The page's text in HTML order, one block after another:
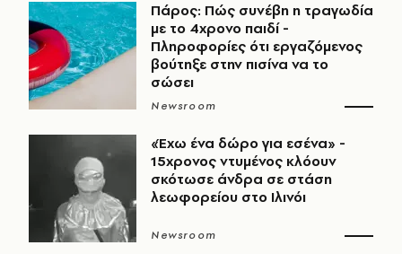
Πάρος: Πώς συνέβη η τραγωδία
με το 4χρονο παιδί -
Πληροφορίες ότι εργαζόμενος
βούτηξε στην πισίνα να το
σώσει
Newsroom
«Έχω ένα δώρο για εσένα» -
15χρονος ντυμένος κλόουν
σκότωσε άνδρα σε στάση
λεωφορείου στο Ιλινόι
Newsroom